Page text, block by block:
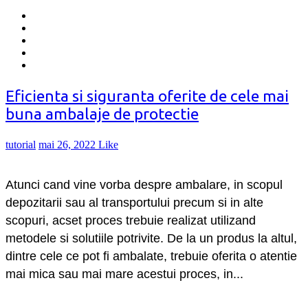
Eficienta si siguranta oferite de cele mai
buna ambalaje de protectie
tutorial mai 26, 2022 Like
Atunci cand vine vorba despre ambalare, in scopul
depozitarii sau al transportului precum si in alte
scopuri, acset proces trebuie realizat utilizand
metodele si solutiile potrivite. De la un produs la altul,
dintre cele ce pot fi ambalate, trebuie oferita o atentie
mai mica sau mai mare acestui proces, in...